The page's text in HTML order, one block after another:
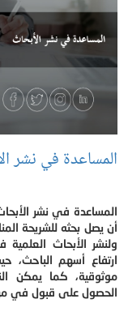
المساعدة في نشر
المساعدة في نشر
أن يصل بحثه للشريحة
ولنشر الأبحاث
ارتفاع أسهم الباحث،
موثوقية، كما يمكن
الحصول على قبول في